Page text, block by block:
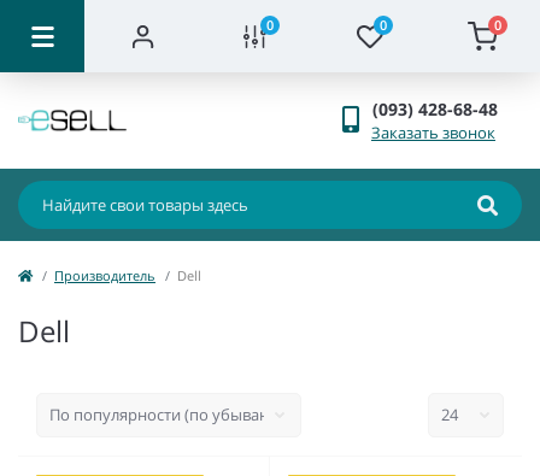
0 0 0
(093) 428-68-48
Заказать звонок
Производитель Dell
Dell